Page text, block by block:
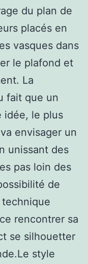
du plan de
placés en
vasques dans
le plafond et
La
fait que un
idée, le plus
envisager un
unissant des
pas loin des
de
rencontrer sa
se silhouetter
style